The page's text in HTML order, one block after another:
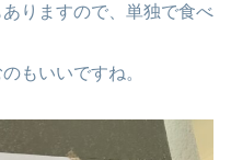
りますので、単独で食べ
もいいですね。